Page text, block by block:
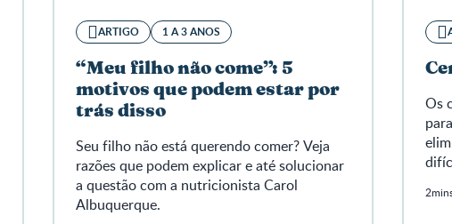
ARTIGO 1 A 3 ANOS
“Meu filho não come”: 5
motivos que podem estar por
trás disso
Seu filho não está querendo comer? Veja
razões que podem explicar e até solucionar
a questão com a nutricionista Carol
Albuquerque.
Os